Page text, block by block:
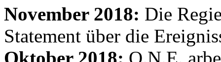
November 2018: Die
Statement über die
Oktober 2018: O.N.E.